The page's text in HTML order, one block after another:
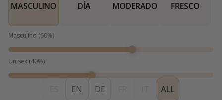
MASCULINO DÍA MODERADO FRESCO
Masculino (60%)
Unisex (40%)
EN DE ALL